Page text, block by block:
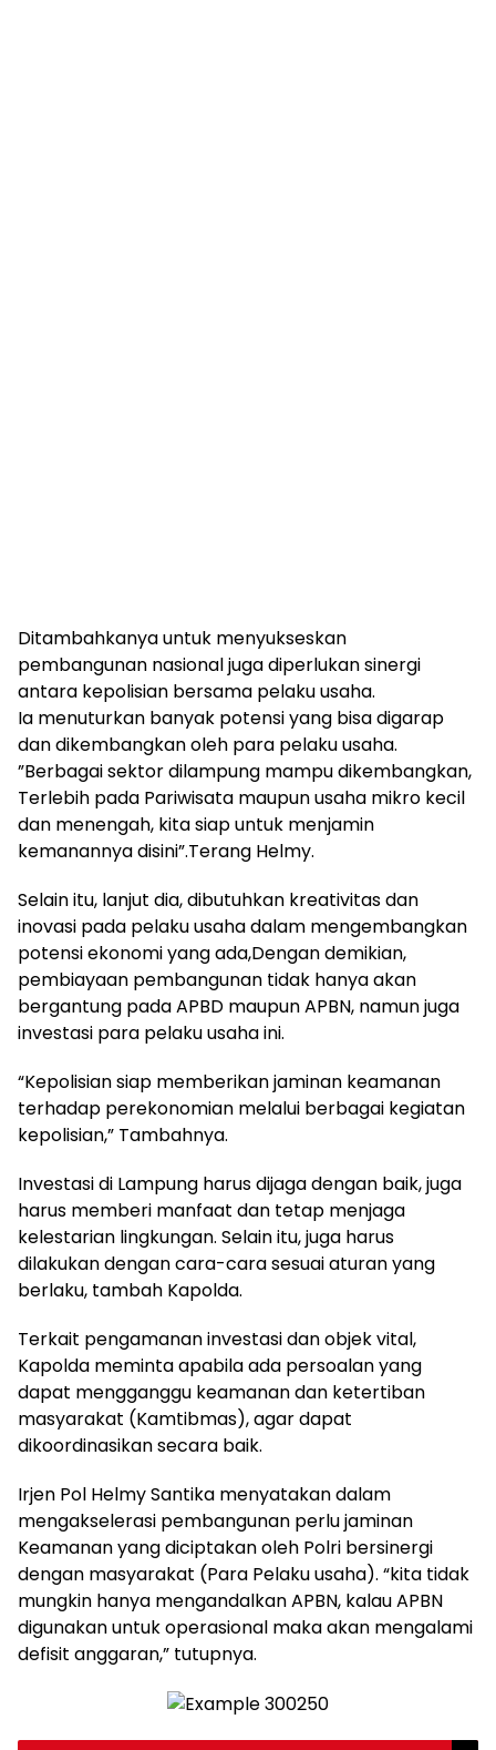
Ditambahkanya untuk menyukseskan
pembangunan nasional juga diperlukan sinergi
antara kepolisian bersama pelaku usaha.
Ia menuturkan banyak potensi yang bisa digarap
dan dikembangkan oleh para pelaku usaha.
”Berbagai sektor dilampung mampu dikembangkan,
Terlebih pada Pariwisata maupun usaha mikro kecil
dan menengah, kita siap untuk menjamin
kemanannya disini”.Terang Helmy.
Selain itu, lanjut dia, dibutuhkan kreativitas dan
inovasi pada pelaku usaha dalam mengembangkan
potensi ekonomi yang ada,Dengan demikian,
pembiayaan pembangunan tidak hanya akan
bergantung pada APBD maupun APBN, namun juga
investasi para pelaku usaha ini.
“Kepolisian siap memberikan jaminan keamanan
terhadap perekonomian melalui berbagai kegiatan
kepolisian,” Tambahnya.
Investasi di Lampung harus dijaga dengan baik, juga
harus memberi manfaat dan tetap menjaga
kelestarian lingkungan. Selain itu, juga harus
dilakukan dengan cara-cara sesuai aturan yang
berlaku, tambah Kapolda.
Terkait pengamanan investasi dan objek vital,
Kapolda meminta apabila ada persoalan yang
dapat mengganggu keamanan dan ketertiban
masyarakat (Kamtibmas), agar dapat
dikoordinasikan secara baik.
Irjen Pol Helmy Santika menyatakan dalam
mengakselerasi pembangunan perlu jaminan
Keamanan yang diciptakan oleh Polri bersinergi
dengan masyarakat (Para Pelaku usaha). “kita tidak
mungkin hanya mengandalkan APBN, kalau APBN
digunakan untuk operasional maka akan mengalami
defisit anggaran,” tutupnya.